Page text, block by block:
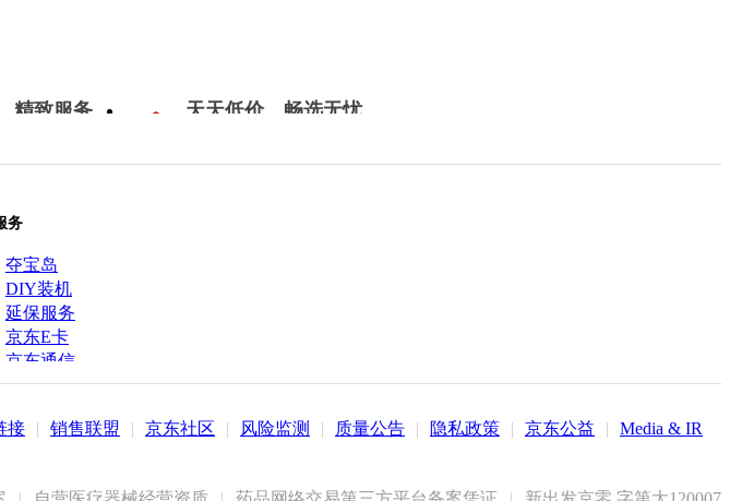
精致服务 天天低价，畅选无忧
务
夺宝岛
DIY装机
延保服务
京东E卡
京东通信
京鱼座智能
接 | 销售联盟 | 京东社区 | 风险监测 | 质量公告 | 隐私政策 | 京东公益 | Media & IR